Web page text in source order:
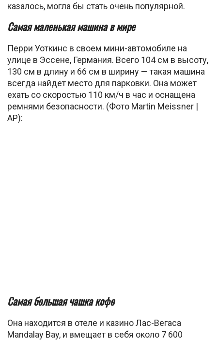
казалось, могла бы стать очень популярной.
Самая маленькая машина в мире
Перри Уоткинс в своем мини-автомобиле на
улице в Эссене, Германия. Всего 104 см в высоту,
130 см в длину и 66 см в ширину — такая машина
всегда найдет место для парковки. Она может
ехать со скоростью 110 км/ч в час и оснащена
ремнями безопасности. (Фото Martin Meissner |
AP):
Самая большая чашка кофе
Она находится в отеле и казино Лас-Вегаса
Mandalay Bay, и вмещает в себя около 7 600